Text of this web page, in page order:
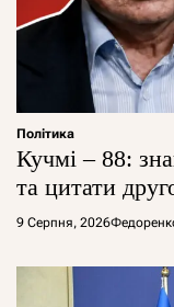
Політика
Кучмі – 88:
та цитати
9 Серпня, 2026